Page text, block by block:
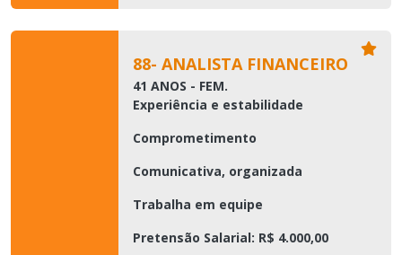
88- ANALISTA FINANCEIRO
41 ANOS - FEM.
Experiência e estabilidade
Comprometimento
Comunicativa, organizada
Trabalha em equipe
Pretensão Salarial: R$ 4.000,00